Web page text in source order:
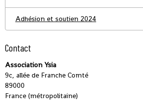
Adhésion et soutien 2024
Contact
Association Ysia
9c, allée de Franche Comté
89000
France (métropolitaine)